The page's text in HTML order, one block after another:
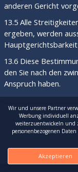
anderen Gericht
13.5 Alle
ergeben, werden
13.6 Diese
den Sie nach den
Anspruch haben.
Nach Oben
Unsere
1 Allgemeiner
Der Verantwortliche
Grundverordnung
Wir und unsere Partner
Werbung individuell
weiterzuentwickeln und
personenbezogenen
Akzeptieren